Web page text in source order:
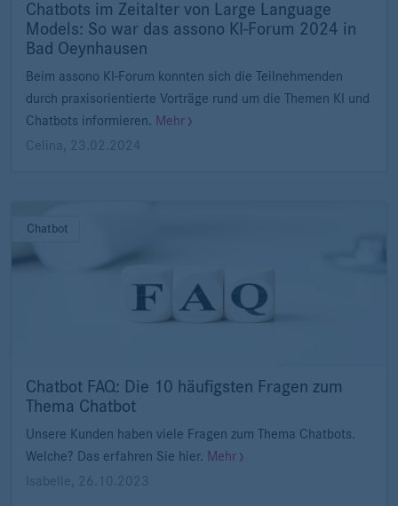
Chatbots im Zeitalter von Large Language
Models: So war das assono KI-Forum 2024 in
Bad Oeynhausen
Beim assono KI-Forum konnten sich die Teilnehmenden
durch praxisorientierte Vorträge rund um die Themen KI und
Chatbots informieren. Mehr
Celina, 23.02.2024
Chatbot
Chatbot FAQ: Die 10 häufigsten Fragen zum
Thema Chatbot
Unsere Kunden haben viele Fragen zum Thema Chatbots.
Welche? Das erfahren Sie hier. Mehr
Isabelle, 26.10.2023